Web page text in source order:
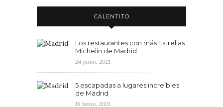
CALENTITO
Los restaurantes con más Estrellas
Michelin de Madrid
24 junio, 2021
5 escapadas a lugares increíbles
de Madrid
18 junio, 2021